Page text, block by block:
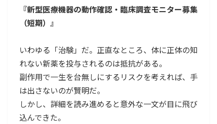
『新型医療機器の動作確認・臨床調査モニター募集
（短期）』
いわゆる「治験」だ。正直なところ、体に正体の知
れない新薬を投与されるのは抵抗がある。
副作用で一生を台無しにするリスクを考えれば、手
は出さないのが賢明だ。
しかし、詳細を読み進めると意外な一文が目に飛び
込んできた。